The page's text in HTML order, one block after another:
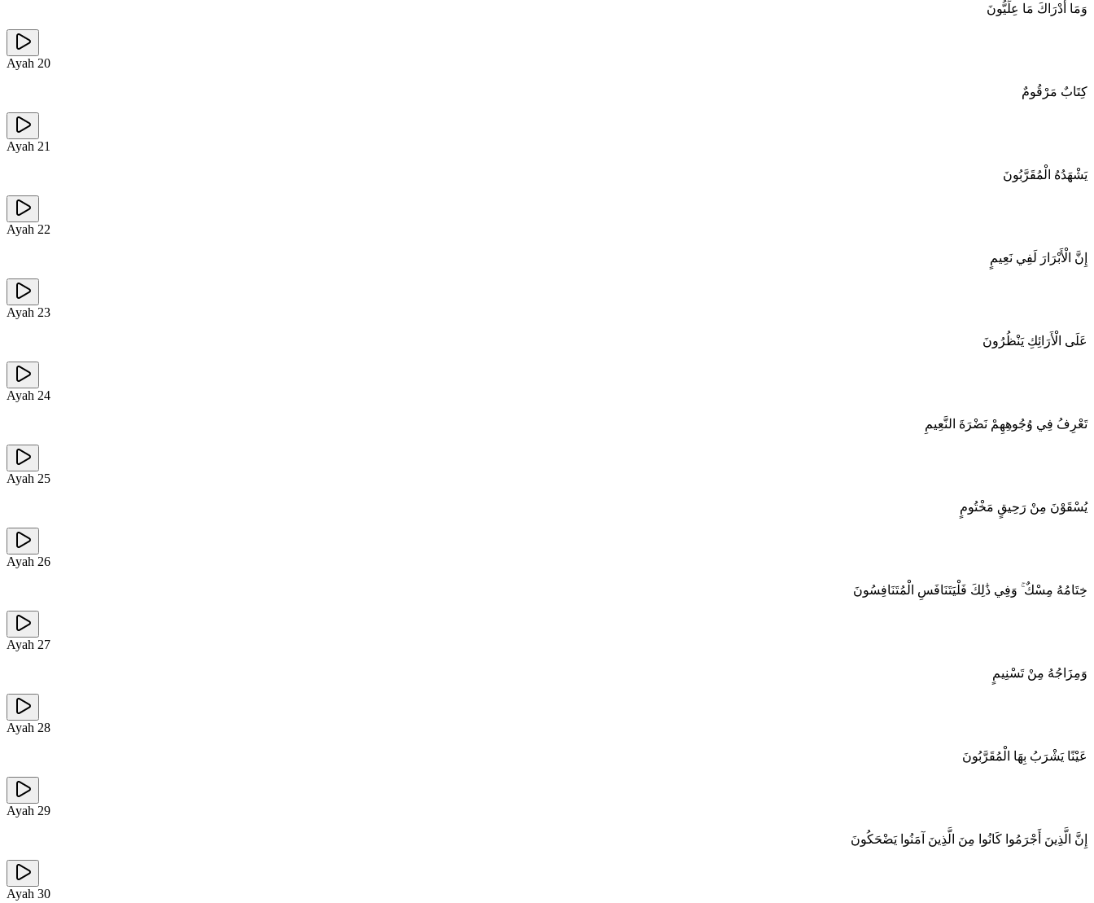
وَمَا أَدْرَاكَ مَا عِلِّيُّونَ
Ayah 20
كِتَابٌ مَرْقُومٌ
Ayah 21
يَشْهَدُهُ الْمُقَرَّبُونَ
Ayah 22
إِنَّ الْأَبْرَارَ لَفِي نَعِيمٍ
Ayah 23
عَلَى الْأَرَائِكِ يَنْظُرُونَ
Ayah 24
تَعْرِفُ فِي وُجُوهِهِمْ نَضْرَةَ النَّعِيمِ
Ayah 25
يُسْقَوْنَ مِنْ رَحِيقٍ مَخْتُومٍ
Ayah 26
خِتَامُهُ مِسْكٌ ۚ وَفِي ذَٰلِكَ فَلْيَتَنَافَسِ الْمُتَنَافِسُونَ
Ayah 27
وَمِزَاجُهُ مِنْ تَسْنِيمٍ
Ayah 28
عَيْنًا يَشْرَبُ بِهَا الْمُقَرَّبُونَ
Ayah 29
إِنَّ الَّذِينَ أَجْرَمُوا كَانُوا مِنَ الَّذِينَ آمَنُوا يَضْحَكُونَ
Ayah 30